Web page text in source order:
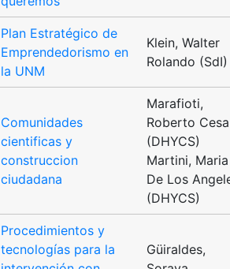
Plan Estratégico de
Emprendedorismo en
la UNM
Klein, Walter
Rolando (SdI)
Comunidades
cientificas y
construccion
ciudadana
Marafioti,
Roberto
(DHYCS)
Martini, Maria
De Los
(DHYCS)
Procedimientos y
tecnologías para la
Güiraldes,